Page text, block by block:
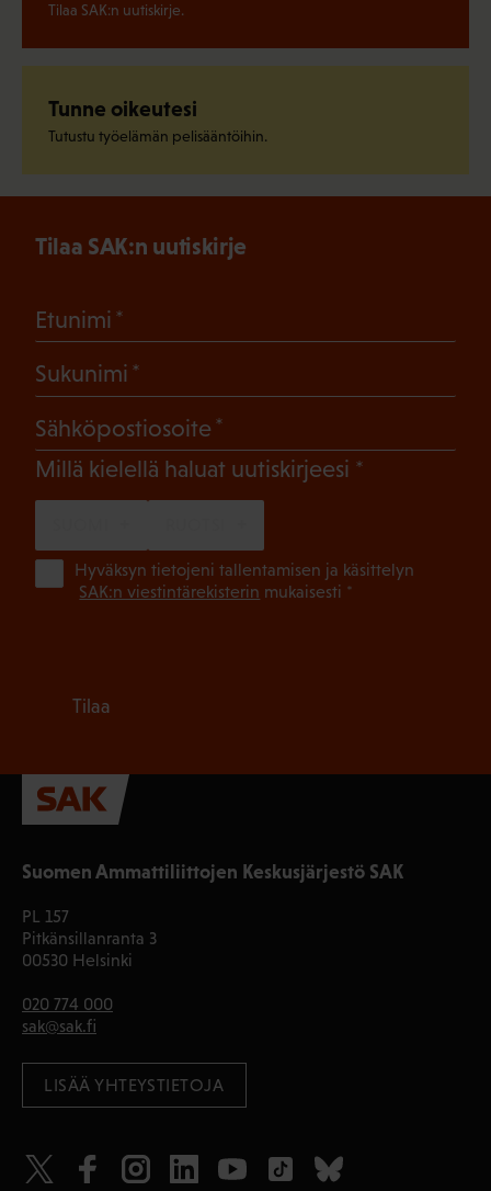
Tilaa SAK:n uutiskirje.
Tunne oikeutesi
Tutustu työelämän pelisääntöihin.
Suomen Ammattiliittojen Keskusjärjestö SAK
PL 157
Pitkänsillanranta 3
00530 Helsinki
020 774 000
sak@sak.fi
LISÄÄ YHTEYSTIETOJA
Tilaa SAK:n uutiskirje
Etunimi
Sukunimi
Sähköpostiosoite
Millä kielellä haluat uutiskirjeesi (Pakollinen)
Hyväksyn tietojeni tallentamisen ja käsittelyn
SAK:n viestintärekisterin mukaisesti *
Tilaa